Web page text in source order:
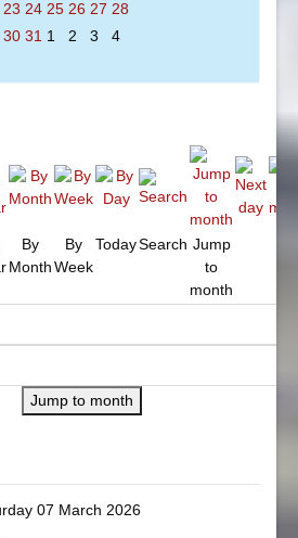
23 24 25 26 27 28
30 31 1 2 3 4
By
Month
By
Week
TodaySearch Jump
to
month
Jump to month
07 March 2026